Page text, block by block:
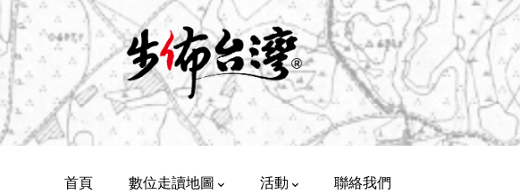
Navigation
首頁 數位走讀地圖 活動 聯絡我們